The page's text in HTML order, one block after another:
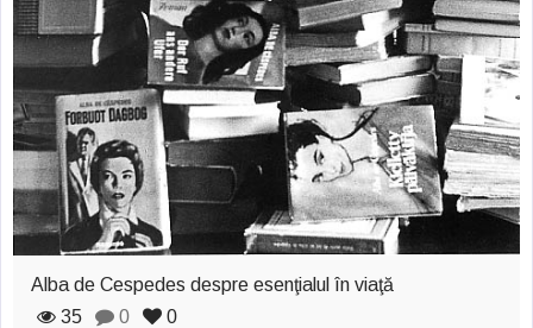
Derba, un oraş
misterios vizitat şi
de sfântul Petre
Vrăjitorul Merlin şi
regele Arthur
Şi-a vândut soţia
magie neagră
Alba de Cespedes despre esenţialul în viaţă
35
0
0